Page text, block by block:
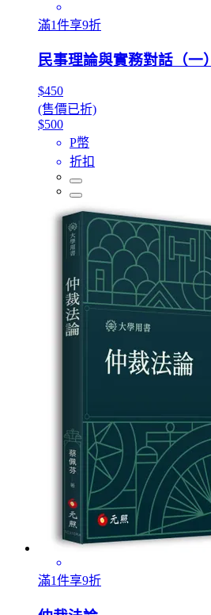
滿1件享9折
民事理論與實務對話（一）
$450
(售價已折)
$500
P幣
折扣
滿1件享9折